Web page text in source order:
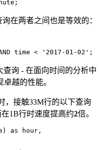
在两者之间也是等效的：
time < '2017-01-02';
询 - 在面向时间的分析中
卓越的性能。
，接触33M行的以下查询
在1B行时速度提高约2倍。